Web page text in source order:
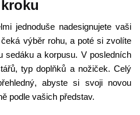
jednoduše nadesignujete vaši
výběr rohu, a poté si zvolíte
sedáku a korpusu. V posledních
typ doplňků a nožiček. Celý
abyste si svoji novou
podle vašich představ.